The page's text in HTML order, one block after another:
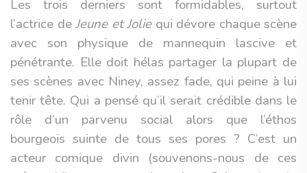
Les trois derniers sont formidables, surtout
l’actrice deJeune et Joliequi dévore chaque scène
avec son physique de mannequin lascive et
pénétrante. Elle doit hélas partager la plupart de
ses scènes avec Niney, assez fade, qui peine à lui
tenir tête. Qui a pensé qu’il serait crédible dans le
rôle d’un parvenu social alors que l’éthos
bourgeois suinte de tous ses pores ? C’est un
acteur comique divin (souvenons-nous de ces